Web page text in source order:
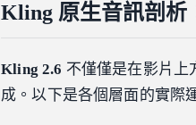
Kling 原生音訊剖析
Kling 2.6 不僅僅是在影片上
成。以下是各個層面的實際